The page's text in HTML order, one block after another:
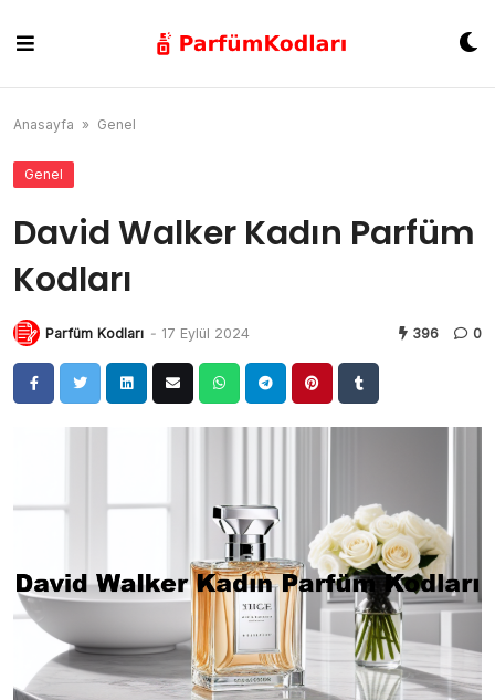
content
Anasayfa » Genel
Genel
David Walker Kadın Parfüm
Kodları
Parfüm Kodları - 17 Eylül 2024 396 0